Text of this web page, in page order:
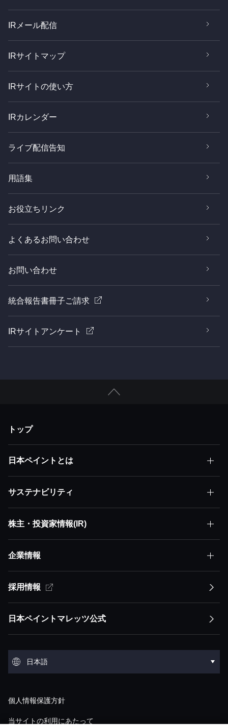
IRメール配信
IRサイトマップ
IRサイトの使い方
IRカレンダー
ライブ配信告知
用語集
お役立ちリンク
よくあるお問い合わせ
お問い合わせ
統合報告書冊子ご請求
IRサイトアンケート
トップ
日本ペイントとは
日本ペイントとはトップ
株主価値最大化（MSV）
アセット・アセンブラー
競争優位性
トップメッセージ
サステナビリティ
サステナビリティトップ
サステナビリティ方針
サステナビリティ方針トップ
ESGステートメント ESGマネジメント
マテリアリティ
イノベーション
環境
環境トップ
環境汚染
ガバナンストップ
調達
株主・投資家情報(IR)
株主・投資家情報(IR)トップ
経営方針
経営方針トップ
「アセット・アセンブラー」モデルの競争優
IRライブラリ
IRライブラリトップ
決算短信
説明会資料・動画
業績・財務・ESGデータトップ
個人投資家の皆様へ
企業情報
企業情報トップ
会社概要
会社概要トップ
沿革
役員紹介
グループ概要
研究開発
採用情報
日本ペイントマレッツ公式
日本語
個人情報保護方針
当サイトの利用にあたって